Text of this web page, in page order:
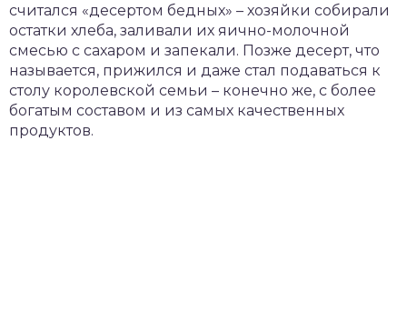
считался «десертом бедных» – хозяйки собирали
остатки хлеба, заливали их яично-молочной
смесью с сахаром и запекали. Позже десерт, что
называется, прижился и даже стал подаваться к
столу королевской семьи – конечно же, с более
богатым составом и из самых качественных
продуктов.